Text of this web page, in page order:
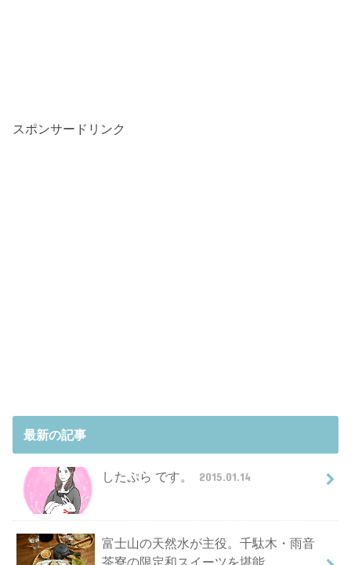
スポンサードリンク
最新の記事
したぷら です。 2015.01.14
富士山の天然水が主役。千駄木・雨音
茶寮の限定和スイーツを堪能